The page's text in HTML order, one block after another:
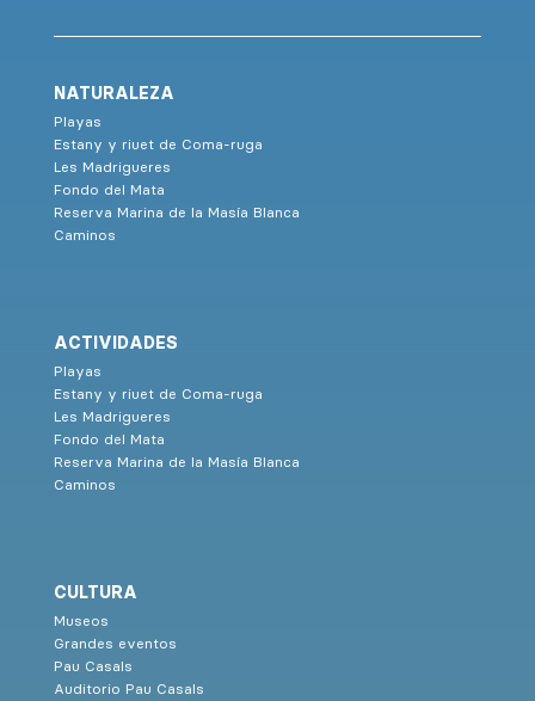
NATURALEZA
Playas
Estany y riuet de Coma-ruga
Les Madrigueres
Fondo del Mata
Reserva Marina de la Masía Blanca
Caminos
ACTIVIDADES
Playas
Estany y riuet de Coma-ruga
Les Madrigueres
Fondo del Mata
Reserva Marina de la Masía Blanca
Caminos
CULTURA
Museos
Grandes eventos
Pau Casals
Auditorio Pau Casals